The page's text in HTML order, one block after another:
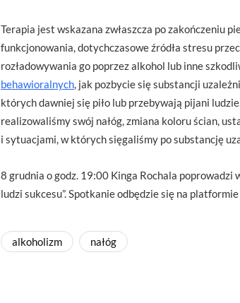
Terapia jest wskazana zwłaszcza po zakończeniu
funkcjonowania, dotychczasowe źródła stresu
rozładowywania go poprzez alkohol lub inne
behawioralnych, jak pozbycie się substancji
których dawniej się piło lub przebywają pijani
realizowaliśmy swój nałóg, zmiana koloru ścian,
i sytuacjami, w których sięgaliśmy po substancję
8 grudnia o godz. 19:00 Kinga Rochala
ludzi sukcesu”. Spotkanie odbędzie się na
alkoholizm nałóg